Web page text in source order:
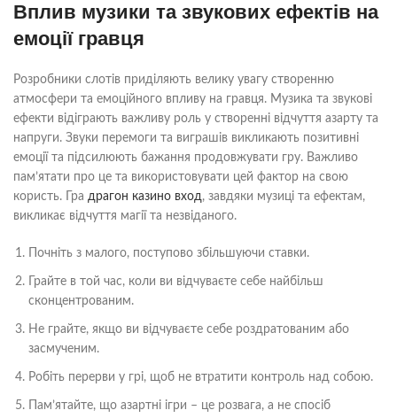
Вплив музики та звукових ефектів на
емоції гравця
Розробники слотів приділяють велику увагу створенню
атмосфери та емоційного впливу на гравця. Музика та звукові
ефекти відіграють важливу роль у створенні відчуття азарту та
напруги. Звуки перемоги та виграшів викликають позитивні
емоції та підсилюють бажання продовжувати гру. Важливо
пам’ятати про це та використовувати цей фактор на свою
користь. Гра драгон казино вход, завдяки музиці та ефектам,
викликає відчуття магії та незвіданого.
Почніть з малого, поступово збільшуючи ставки.
Грайте в той час, коли ви відчуваєте себе найбільш
сконцентрованим.
Не грайте, якщо ви відчуваєте себе роздратованим або
засмученим.
Робіть перерви у грі, щоб не втратити контроль над собою.
Пам’ятайте, що азартні ігри – це розвага, а не спосіб